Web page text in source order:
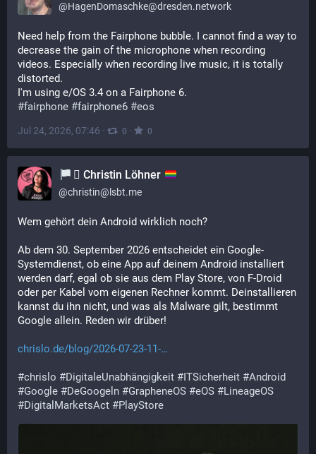
@HagenDomaschke@dresden.network
Need help from the Fairphone bubble. I cannot find a way to
decrease the gain of the microphone when recording
videos. Especially when recording live music, it is totally
distorted.
I'm using e/OS 3.4 on a Fairphone 6.
#fairphone #fairphone6 #eos
Jul 24, 2026, 07:46 · 0 · 0
‍⚧️ Christin Löhner
@christin@lsbt.me
Wem gehört dein Android wirklich noch?
Ab dem 30. September 2026 entscheidet ein Google-
Systemdienst, ob eine App auf deinem Android installiert
werden darf, egal ob sie aus dem Play Store, von F-Droid
oder per Kabel vom eigenen Rechner kommt. Deinstallieren
kannst du ihn nicht, und was als Malware gilt, bestimmt
Google allein. Reden wir drüber!
chrislo.de/blog/2026-07-23-11-
#chrislo #DigitaleUnabhängigkeit #ITSicherheit #Android
#Google #DeGoogeln #GrapheneOS #eOS #LineageOS
#DigitalMarketsAct #PlayStore